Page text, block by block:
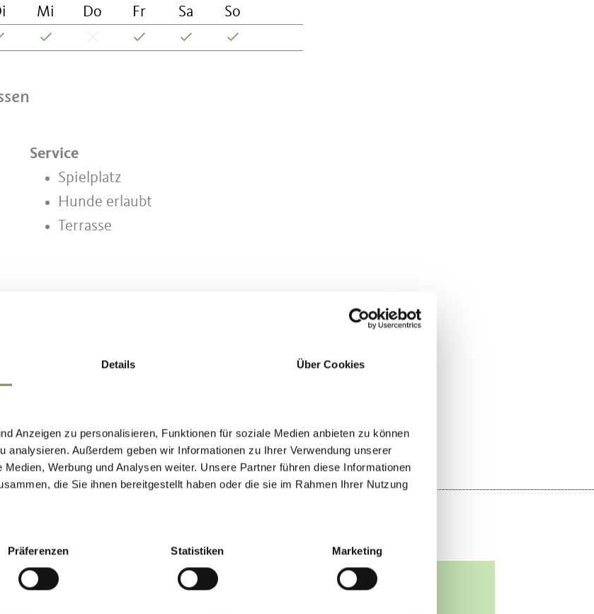
Details Über Cookies
Anzeigen zu personalisieren, Funktionen für soziale Medien anbieten zu können
analysieren. Außerdem geben wir Informationen zu Ihrer Verwendung unserer
Werbung und Analysen weiter. Unsere Partner führen diese Informationen
die Sie ihnen bereitgestellt haben oder die sie im Rahmen Ihrer Nutzung
Präferenzen Statistiken Marketing
Mi Do Fr Sa
So
Service
Spielplatz
Hunde erlaubt
Terrasse
FÜR DICH HILFREICH?